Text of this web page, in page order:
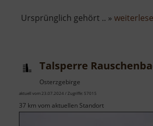
Ursprünglich gehört .. »
Talsperre
Osterzgebirge
aktuell vom 23.07.2024 / Zugriffe: 57015
37 km vom aktuellen Standort